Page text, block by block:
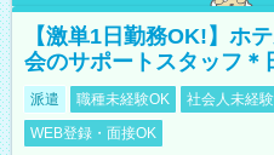
【激単1日勤務OK!】ホ
会のサポートスタッフ＊
派遣 職種未経験OK 社会人未経
WEB登録・面接OK